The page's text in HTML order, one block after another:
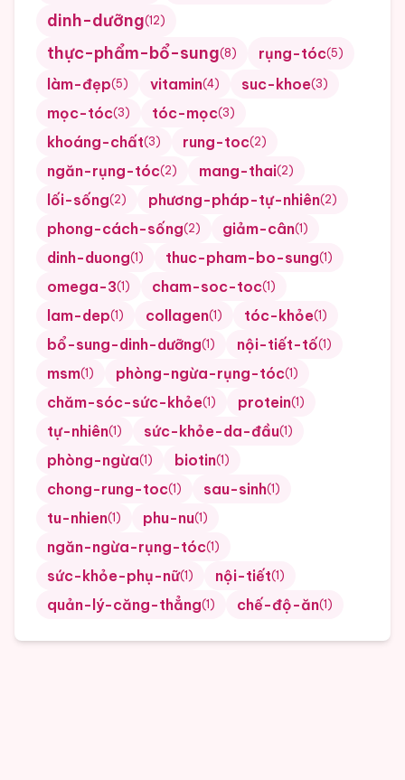
dinh-dưỡng(12)
thực-phẩm-bổ-sung(8) rụng-tóc(5)
làm-đẹp(5) vitamin(4) suc-khoe(3)
mọc-tóc(3) tóc-mọc(3)
khoáng-chất(3) rung-toc(2)
ngăn-rụng-tóc(2) mang-thai(2)
lối-sống(2) phương-pháp-tự-nhiên(2)
phong-cách-sống(2) giảm-cân(1 )
dinh-duong(1 ) thuc-pham-bo-sung(1 )
omega-3(1 ) cham-soc-toc(1 )
lam-dep(1 ) collagen(1 ) tóc-khỏe(1 )
bổ-sung-dinh-dưỡng(1 ) nội-tiết-tố(1 )
msm(1 ) phòng-ngừa-rụng-tóc(1 )
chăm-sóc-sức-khỏe(1 ) protein(1 )
tự-nhiên(1 ) sức-khỏe-da-đầu(1 )
phòng-ngừa(1 ) biotin(1 )
chong-rung-toc(1 ) sau-sinh(1 )
tu-nhien(1 ) phu-nu(1 )
ngăn-ngừa-rụng-tóc(1 )
sức-khỏe-phụ-nữ(1 ) nội-tiết(1 )
quản-lý-căng-thẳng(1 ) chế-độ-ăn(1 )